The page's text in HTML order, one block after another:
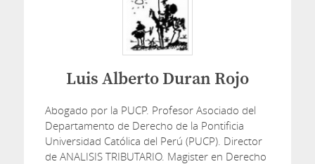
Luis Alberto Duran Rojo
Abogado por la PUCP. Profesor Asociado del
Departamento de Derecho de la Pontificia
Universidad Católica del Perú (PUCP). Director
de ANALISIS TRIBUTARIO. Magister en Derecho